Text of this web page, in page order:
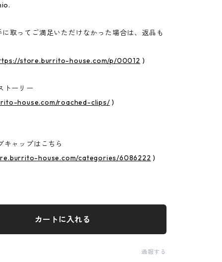
取ってご満足いただけなかった場合は、返品も
store.burrito-house.com/p/00012 )
トーリー
house.com/roached-clips/)
ャップはこちら
house.com/categories/6086222 )
カートに入れる
通報する